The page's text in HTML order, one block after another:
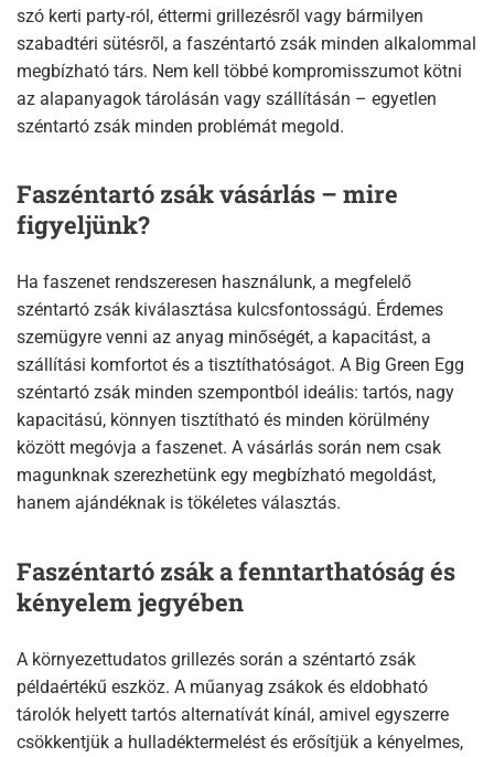
szó kerti party-ról, éttermi grillezésről vagy bármilyen
szabadtéri sütésről, a faszéntartó zsák minden alkalommal
megbízható társ. Nem kell többé kompromisszumot kötni
az alapanyagok tárolásán vagy szállításán – egyetlen
széntartó zsák minden problémát megold.
Faszéntartó zsák vásárlás – mire
figyeljünk?
Ha faszenet rendszeresen használunk, a megfelelő
széntartó zsák kiválasztása kulcsfontosságú. Érdemes
szemügyre venni az anyag minőségét, a kapacitást, a
szállítási komfortot és a tisztíthatóságot. A Big Green Egg
széntartó zsák minden szempontból ideális: tartós, nagy
kapacitású, könnyen tisztítható és minden körülmény
között megóvja a faszenet. A vásárlás során nem csak
magunknak szerezhetünk egy megbízható megoldást,
hanem ajándéknak is tökéletes választás.
Faszéntartó zsák a fenntarthatóság és
kényelem jegyében
A környezettudatos grillezés során a széntartó zsák
példaértékű eszköz. A műanyag zsákok és eldobható
tárolók helyett tartós alternatívát kínál, amivel egyszerre
csökkentjük a hulladéktermelést és erősítjük a kényelmes,